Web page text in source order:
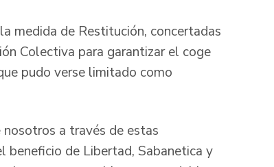
medida de Restitución, concertadas
Colectiva para garantizar el coge
pudo verse limitado como
a través de estas
beneficio de Libertad, Sabanetica y